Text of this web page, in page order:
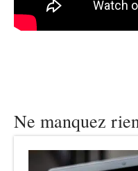
Ne manquez